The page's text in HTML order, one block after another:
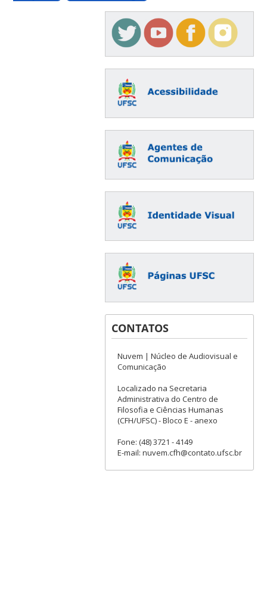
CONTATOS
Nuvem | Núcleo de Audiovisual e
Comunicação
Localizado na Secretaria
Administrativa do Centro de
Filosofia e Ciências Humanas
(CFH/UFSC) - Bloco E - anexo
Fone: (48) 3721 - 4149
E-mail: nuvem.cfh@contato.ufsc.br